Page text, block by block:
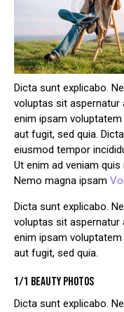
Dicta sunt explicabo.
voluptas sit aspernatur
enim ipsam
aut fugit, sed quia.
eiusmod tempor
Ut enim ad veniam
Nemo magna ipsam
Dicta sunt explicabo.
voluptas sit aspernatur
enim ipsam
aut fugit, sed quia.
1/1 BEAUTY PHOTOS
Dicta sunt explicabo.